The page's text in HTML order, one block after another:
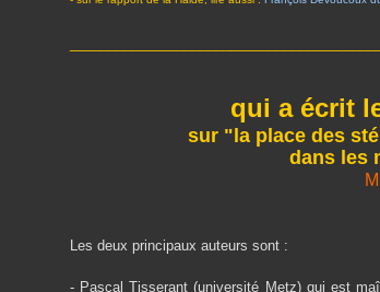
qui a écrit
sur "la place des
dans les
Les deux principaux auteurs sont :
- Pascal Tisserant (université Metz) qui est